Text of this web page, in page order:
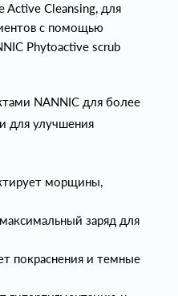
Active Cleansing, для
с помощью
Phytoactive scrub
NANNIC для более
для улучшения
морщины,
заряд для
покраснения и темные